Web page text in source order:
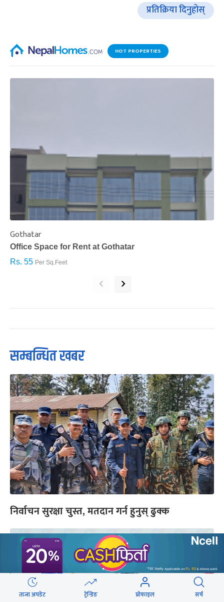
प्रतिक्रिया दिनुहोस्
HOT PROPERTIES
Gothatar
Office Space for Rent at Gothatar
Rs. 55 Per Sq.Feet
‹ ›
सम्बन्धित खबर
निर्वाचन सुरक्षा चुस्त, मतदान गर्न हुनुस् ढुक्क
ताजा अपडेट ट्रेन्डिङ प्रोफाइल सर्च